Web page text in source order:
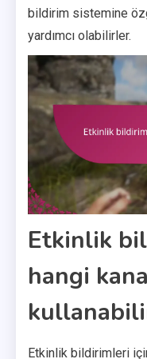
bildirim sistemine
yardımcı olabilirler.
Etkinlik
hangi
Etkinlik bildirimleri